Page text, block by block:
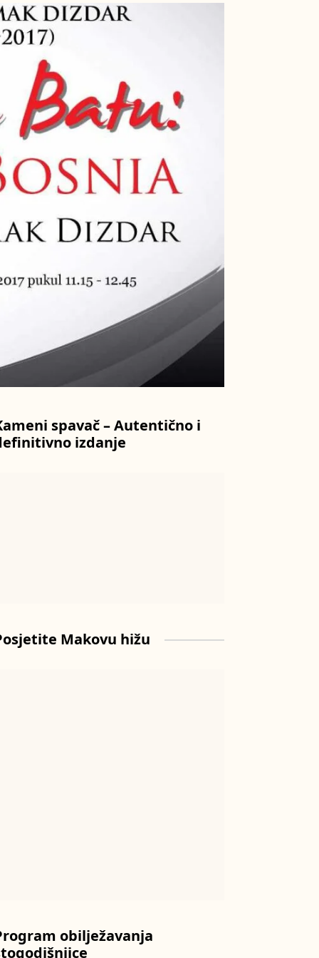
spavač – Autentično i
izdanje
Makovu hižu
obilježavanja